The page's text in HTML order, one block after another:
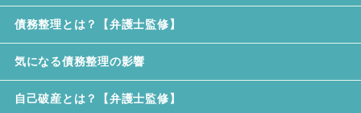
債務整理とは？【弁護士監修】
気になる債務整理の影響
自己破産とは？【弁護士監修】